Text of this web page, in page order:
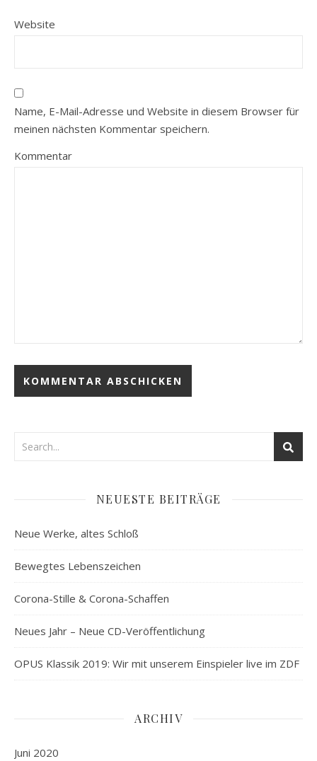
Website
Name, E-Mail-Adresse und Website in diesem Browser für
meinen nächsten Kommentar speichern.
Kommentar
NEUESTE BEITRÄGE
Neue Werke, altes Schloß
Bewegtes Lebenszeichen
Corona-Stille & Corona-Schaffen
Neues Jahr – Neue CD-Veröffentlichung
OPUS Klassik 2019: Wir mit unserem Einspieler live im ZDF
ARCHIV
Juni 2020